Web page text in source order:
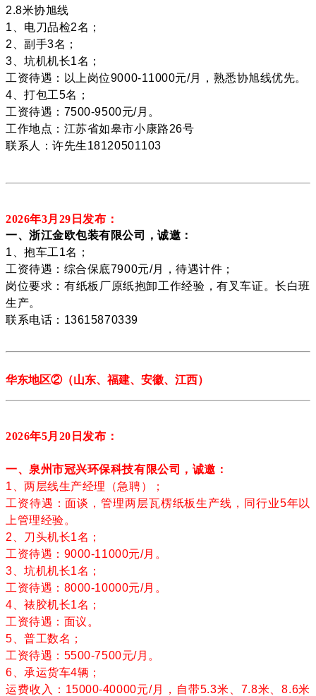
2.8米协旭线
1、电刀品检2名；
2、副手3名；
3、坑机机长1名；
工资待遇：以上岗位9000-11000元/月，熟悉协旭线优先。
4、打包工5名；
工资待遇：7500-9500元/月。
工作地点：江苏省如皋市小康路26号
联系人：许先生18120501103
2026年3月29 日发布：
一、浙江金欧包装有限公司，诚邀：
1、抱车工1名；
工资待遇：综合保底7900元/月，待遇计件；
岗位要求：有纸板厂原纸抱卸工作经验，有叉车证。长白班
生产。
联系电话：13615870339
华东地区②（山东、福建、安徽、江西）
2026年5月20 日发布：
一、泉州市冠兴环保科技有限公司，诚邀：
1、两层线生产经理（急聘）；
工资待遇：面谈，管理两层瓦楞纸板生产线，同行业5年以
上管理经验。
2、刀头机长1名；
工资待遇：9000-11000元/月。
3、坑机机长1名；
工资待遇：8000-10000元/月。
4、裱胶机长1名；
工资待遇：面议。
5、普工数名；
工资待遇：5500-7500元/月。
6、承运货车4辆；
运费收入：15000-40000元/月，自带5.3米、7.8米、8.6米